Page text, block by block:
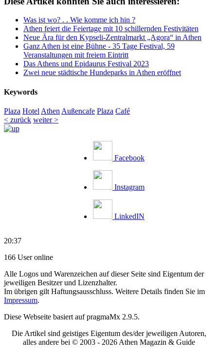
Was ist wo? . . Wie komme ich hin ?
Athen feiert die Feiertage mit 10 schillernden Festivitäten
Neue Ära für den Kypseli-Zentralmarkt „Agora“ in Athen
Ganz Athen ist eine Bühne - 35 Tage Festival, 59
Veranstaltungen mit freiem Eintritt
Das Athens und Epidaurus Festival 2023
Zwei neue städtische Hundeparks in Athen eröffnet
Keywords
Plaza Hotel Athen Außencafe Plaza Café
< zurück weiter >
Facebook
Instagram
LinkedIN
20:37
166 User online
Alle Logos und Warenzeichen auf dieser Seite sind Eigentum der
jeweiligen Besitzer und Lizenzhalter.
Im übrigen gilt Haftungsausschluss. Weitere Details finden Sie im
Impressum.
Diese Webseite basiert auf pragmaMx 2.9.5.
Die Artikel sind geistiges Eigentum des/der jeweiligen Autoren,
alles andere bei © 2003 - 2026 Athen Magazin & Guide